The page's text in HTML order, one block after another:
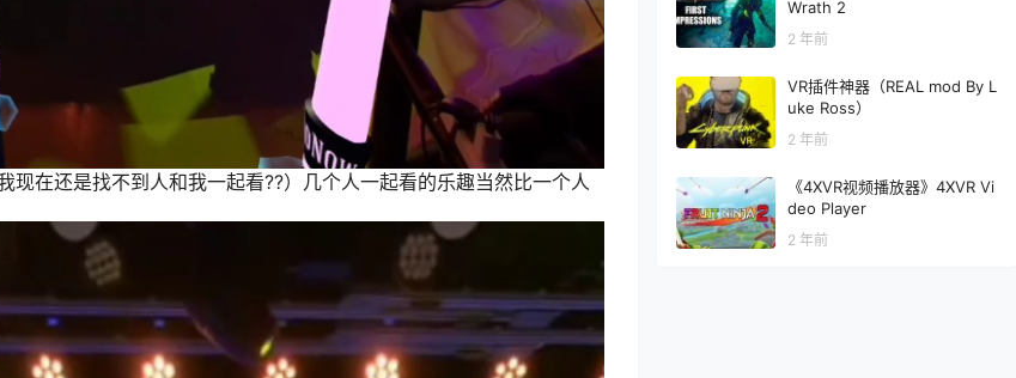
在还是找不到人和我一起看??）几个人一起看的乐趣当然比一个人
Wrath 2
2 年前
VR插件神器（REAL mod By L
uke Ross）
2 年前
《4XVR视频播放器》4XVR Vi
deo Player
2 年前